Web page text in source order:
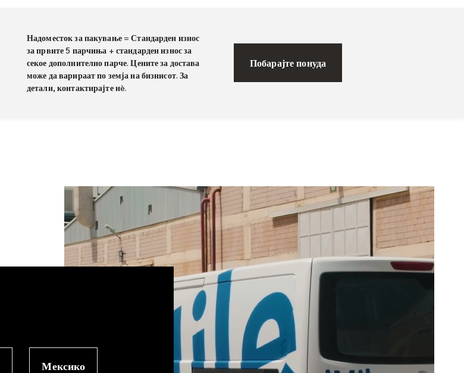
Надоместок за пакување = Стандарден износ
за првите 5 парчиња + стандарден износ за
секое дополнително парче. Цените за достава
може да варираат по земја на бизнисот. За
детали, контактирајте нè.
Побарајте понуда
Мексико